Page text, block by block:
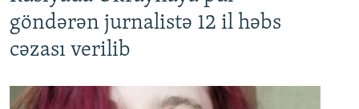
göndərən jurnalistə 12 il həbs
cəzası verilib